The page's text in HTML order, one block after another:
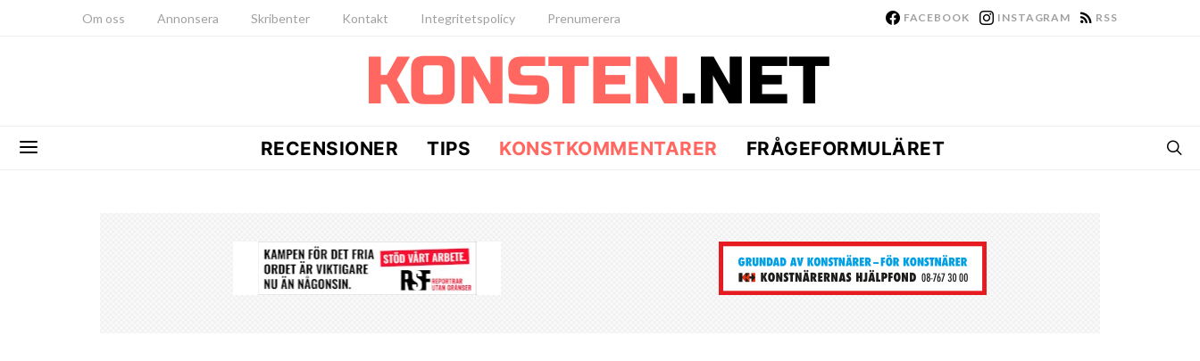
Om oss Annonsera Skribenter Kontakt Integritetspolicy Prenumerera FACEBOOK INSTAGRAM RSS
RECENSIONER TIPS KONSTKOMMENTARER FRÅGEFORMULÄRET